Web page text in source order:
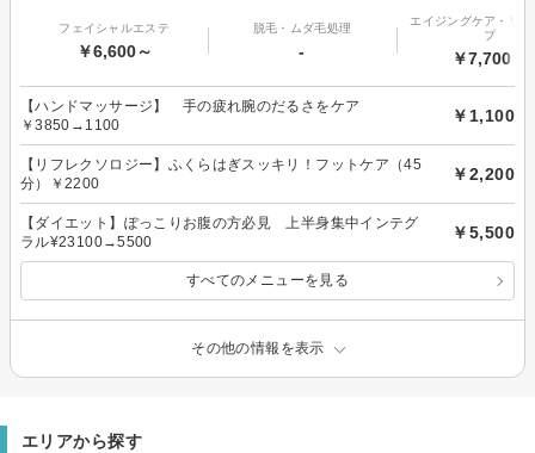
フェイシャルエステ
￥6,600～
脱毛・ムダ毛処理
-
エイジングケア・リ
プ
￥7,700～
【ハンドマッサージ】 手の疲れ腕のだるさをケア
￥3850→1100
￥1,100
【リフレクソロジー】ふくらはぎスッキリ！フットケア（45
分）￥2200
￥2,200
【ダイエット】ぽっこりお腹の方必見 上半身集中インテグ
ラル¥23100→5500
￥5,500
すべてのメニューを見る
その他の情報を表示
エリアから探す